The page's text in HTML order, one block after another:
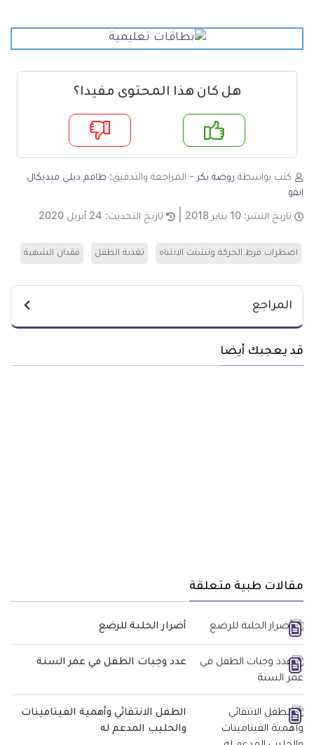
هل كان هذا المحتوى مفيدا؟
لا
كتب بواسطة روضة بكر- المراجعة والتدقيق: طاقم ديلي ميديكال
انفو
تاريخ النشر: 10 يناير 2018 تاريخ التحديث: 24 أبريل 2020
اضطراب فرط الحركة وتشتت الانتباه تغذية الطفل فقدان الشهية
المراجع
قد يعجبك أيضا
مقالات طبية متعلقة
أضرار الحلبة للرضع
عدد وجبات الطفل في عمر السنة
الطفل الانتقائي وأهمية الفيتامينات
والحليب المدعم له